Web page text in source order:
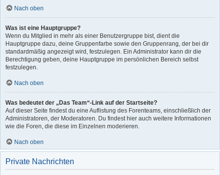
Nach oben
Was ist eine Hauptgruppe?
Wenn du Mitglied in mehr als einer Benutzergruppe bist, dient die
Hauptgruppe dazu, deine Gruppenfarbe sowie den Gruppenrang, der bei dir
standardmäßig angezeigt wird, festzulegen. Ein Administrator kann dir die
Berechtigung geben, deine Hauptgruppe im persönlichen Bereich selbst
festzulegen.
Nach oben
Was bedeutet der „Das Team“-Link auf der Startseite?
Auf dieser Seite findest du eine Auflistung des Forenteams, einschließlich der
Administratoren, der Moderatoren. Du findest hier auch weitere Informationen
wie die Foren, die diese im Einzelnen moderieren.
Nach oben
Private Nachrichten